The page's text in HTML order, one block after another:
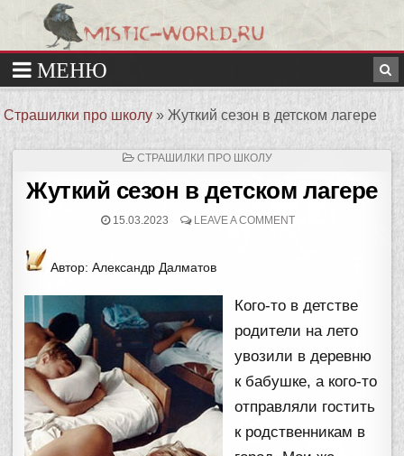
Страшилки про школу »Жуткий сезон в детском лагере
ОПУБЛИКОВАНО
СТРАШИЛКИ ПРО ШКОЛУ
Жуткий сезон в детском лагере
15.03.2023 LEAVE A COMMENT
Автор: Александр Далматов
Кого-то в детстве
родители на лето
увозили в деревню
к бабушке, а кого-то
отправляли гостить
к родственникам в